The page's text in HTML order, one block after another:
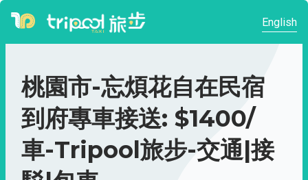
English
桃園市-忘煩花自在民宿
到府專車接送: $1400/
車-Tripool旅步-交通|接